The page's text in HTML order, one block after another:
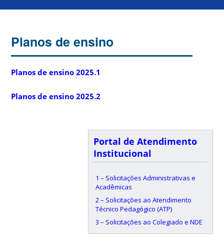
Planos de ensino
Planos de ensino 2025.1
Planos de ensino 2025.2
Portal de Atendimento
Institucional
1 – Solicitações Administrativas e
Acadêmicas
2 – Solicitações ao Atendimento
Técnico Pedagógico (ATP)
3 – Solicitações ao Colegiado e NDE